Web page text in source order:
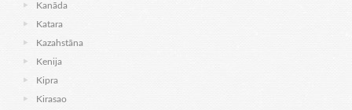
Kanāda
Katara
Kazahstāna
Kenija
Kipra
Kirasao